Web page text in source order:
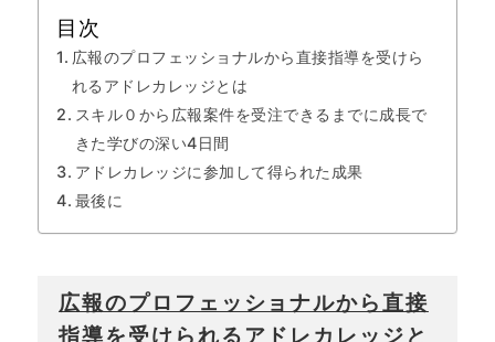
目次
広報のプロフェッショナルから直接指導を受けら
れるアドレカレッジとは
スキル０から広報案件を受注できるまでに成長で
きた学びの深い4日間
アドレカレッジに参加して得られた成果
最後に
広報のプロフェッショナルから直接
指導を受けられるアドレカレッジと